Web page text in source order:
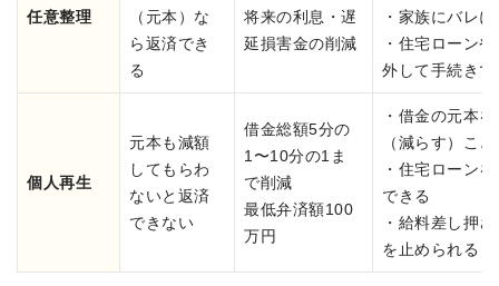
任意整理
（元本）な
ら返済でき
る
将来の利息・遅
延損害金の削減
・家族にバレ
・住宅ローン
外して手続きで
個人再生
元本も減額
してもらわ
ないと返済
できない
借金総額5分の
1〜10分の1ま
で削減
最低弁済額100
万円
・借金の元本
（減らす）こ
・住宅ローン
できる
・給料差し押
を止められる